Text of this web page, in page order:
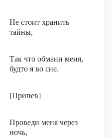
Не стоит хранить
тайны,
Так что обмани меня,
будто я во сне.
[Припев]
Проведи меня через
ночь,